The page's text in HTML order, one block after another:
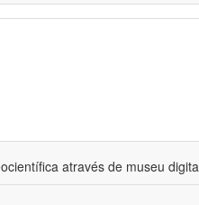
através de museu